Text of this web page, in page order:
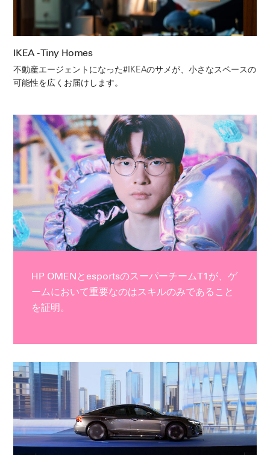
IKEA - Tiny Homes
不動産エージェントになった#IKEAのサメが、小さなスペースの
可能性を広くお届けします。
HP OMENとesportsのスーパーチームT1が、ゲ
ームにおいて重要なのはスキルのみであること
を証明。